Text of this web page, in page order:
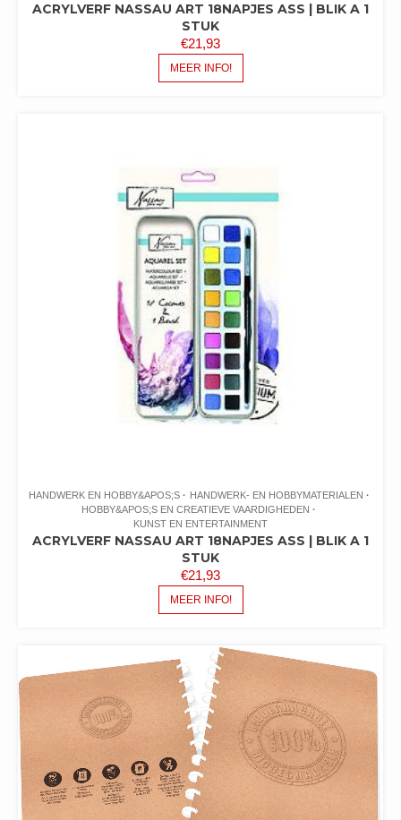
ACRYLVERF NASSAU ART 18NAPJES ASS | BLIK A 1
STUK
€21,93
MEER INFO!
HANDWERK EN HOBBY&APOS;S
HANDWERK- EN HOBBYMATERIALEN
HOBBY&APOS;S EN CREATIEVE VAARDIGHEDEN
KUNST EN ENTERTAINMENT
ACRYLVERF NASSAU ART 18NAPJES ASS | BLIK A 1
STUK
€21,93
MEER INFO!